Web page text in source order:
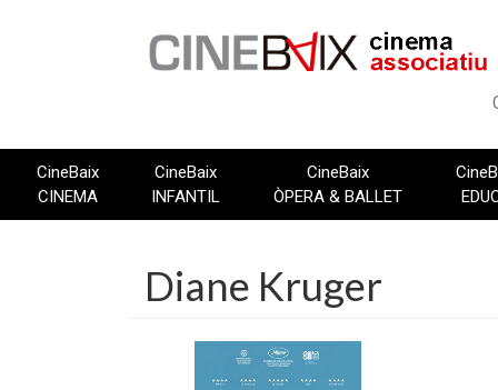
CineBaix
CINEMA
CineBaix
INFANTIL
CineBaix
ÒPERA & BALLET
Diane Kruger